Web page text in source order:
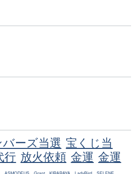
ーズ当選 宝くじ当
行 放火依頼 金運 金運